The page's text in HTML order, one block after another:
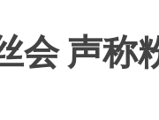
会 声称